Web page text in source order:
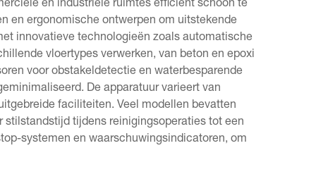
en industriële ruimtes efficiënt schoon te
en ergonomische ontwerpen om uitstekende
innovatieve technologieën zoals automatische
vloertypes verwerken, van beton en epoxi
voor obstakeldetectie en waterbesparende
De apparatuur varieert van
faciliteiten. Veel modellen bevatten
tijdens reinigingsoperaties tot een
systemen en waarschuwingsindicatoren, om